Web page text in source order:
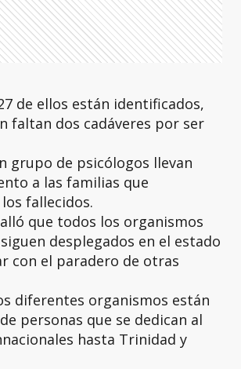
de ellos están identificados,
faltan dos cadáveres por ser
grupo de psicólogos llevan
a las familias que
fallecidos.
que todos los organismos
desplegados en el estado
con el paradero de otras
diferentes organismos están
personas que se dedican al
hasta Trinidad y